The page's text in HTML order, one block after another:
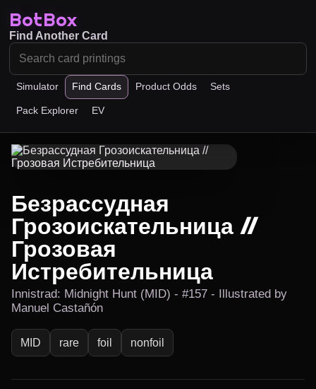
BotBox
Simulator Find Cards Product Odds Sets
Pack Explorer EV
Find Another Card
Безрассудная
Грозоискательница //
Грозовая
Истребительница
Innistrad: Midnight Hunt (MID) - #157 - Illustrated by
Manuel Castañón
MID rare foil nonfoil